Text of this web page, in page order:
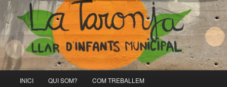
Aneu
Aneu
INICI QUI SOM? COM TREBALLEM